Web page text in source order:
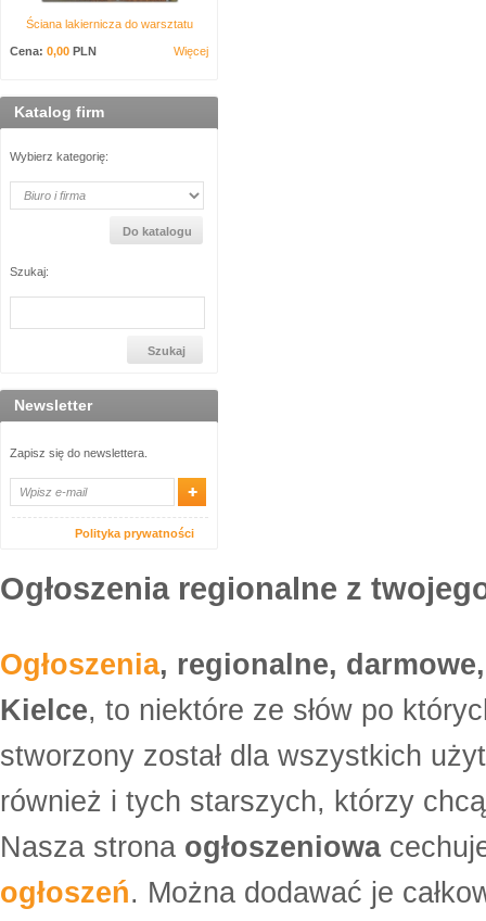
Ściana lakiernicza do warsztatu
Cena: 0,00 PLN Więcej
Katalog firm
Wybierz kategorię:
Szukaj:
Newsletter
Zapisz się do newslettera.
Polityka prywatności
Ogłoszenia regionalne z
Ogłoszenia, regionalne,
Kielce, to niektóre ze słów po
stworzony został dla wszystkich
również i tych starszych, którzy
Nasza strona ogłoszeniowa
ogłoszeń. Można dodawać je